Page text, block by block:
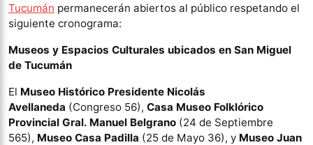
Tucumán permanecerán abiertos al público respetando el
siguiente cronograma:
Museos y Espacios Culturales ubicados en San Miguel
de Tucumán
El Museo Histórico Presidente Nicolás
Avellaneda (Congreso 56), Casa Museo Folklórico
Provincial Gral. Manuel Belgrano (24 de Septiembre
565), Museo Casa Padilla (25 de Mayo 36), y Museo Juan